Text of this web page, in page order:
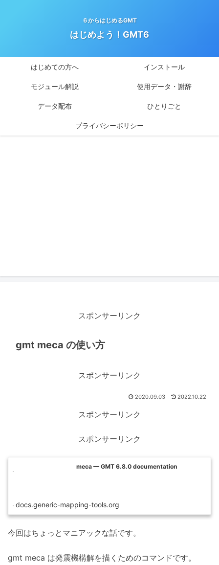
６からはじめるGMT
はじめよう！GMT6
はじめての方へ インストール
モジュール解説 使用データ・謝辞
データ配布 ひとりごと
プライバシーポリシー
スポンサーリンク
gmt meca の使い方
スポンサーリンク
2020.09.03 2022.10.22
スポンサーリンク
スポンサーリンク
meca — GMT 6.8.0 documentation
docs.generic-mapping-tools.org
今回はちょっとマニアックな話です。
gmt meca は発震機構解を描くためのコマンドです。